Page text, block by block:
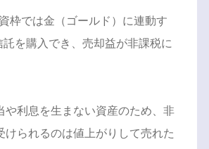
枠では金（ゴールド）に連動す
託を購入でき、売却益が非課税に
や利息を生まない資産のため、非
けられるのは値上がりして売れた